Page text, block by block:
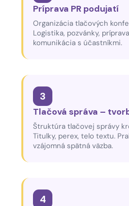
Príprava PR podujatí
Organizácia tlačových
Logistika, pozvánky,
komunikácia s účastníkmi.
3
Tlačová správa –
Štruktúra tlačovej správy
Titulky, perex, telo textu.
vzájomná spätná väzba.
4